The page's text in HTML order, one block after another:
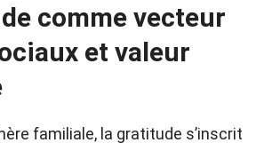
comme vecteur
et valeur
familiale, la gratitude s’inscrit